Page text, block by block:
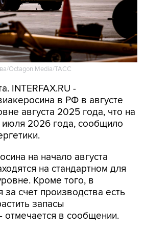
Octagon.Media/ТАСС
INTERFAX.RU -
в РФ в августе
августа 2025 года, что на
2026 года, сообщило
на начало августа
на стандартном для
Кроме того, в
счет производства есть
запасы
отмечается в сообщении.